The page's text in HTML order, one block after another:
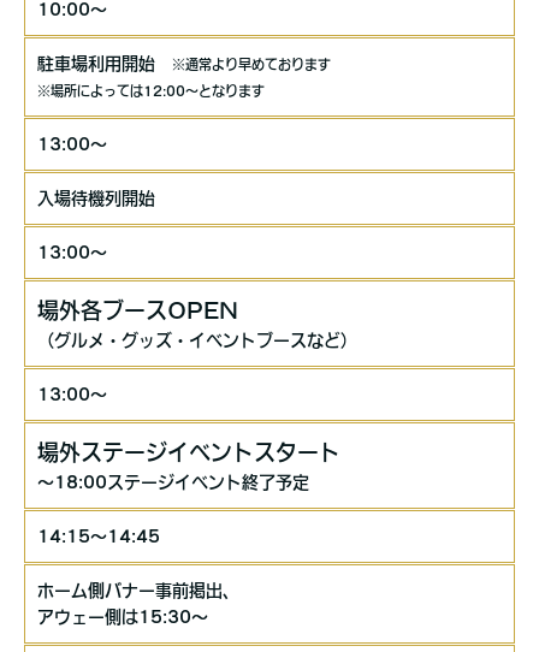
10:00～
駐車場利用開始
※通常より早めております
※場所によっては12:00～となります
13:00～
入場待機列開始
13:00～
場外各ブースOPEN
（グルメ・グッズ・イベントブースなど）
13:00～
場外ステージイベントスタート
～18:00ステージイベント終了予定
14:15～14:45
ホーム側バナー事前掲出、
アウェー側は15:30～